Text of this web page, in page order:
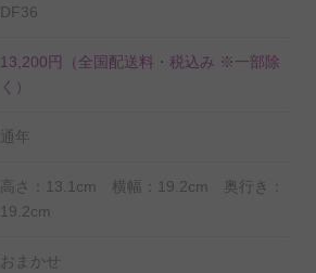
DF36
13,200円
（全国配送料・税込み ※一部除
く）
通年
高さ：13.1cm 横幅：19.2cm 奥行き：
19.2cm
おまかせ